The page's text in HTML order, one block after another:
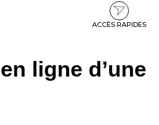
ACCÈS RAPIDES
ligne d’une